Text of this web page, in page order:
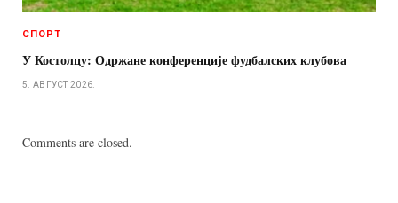
СПОРТ
У Костолцу: Одржане конференције фудбалских клубова
5. АВГУСТ 2026.
Comments are closed.